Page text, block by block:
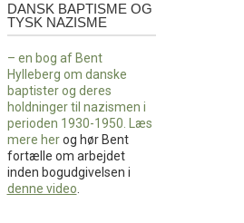
DANSK BAPTISME OG
TYSK NAZISME
– en bog af Bent
Hylleberg om danske
baptister og deres
holdninger til nazismen i
perioden 1930-1950. Læs
mere herog hør Bent
fortælle om arbejdet
inden bogudgivelsen i
denne video.